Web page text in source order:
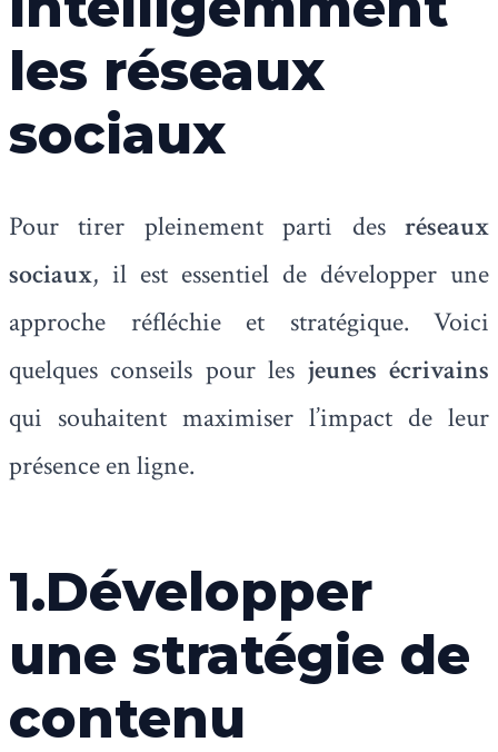
les réseaux
sociaux
Pour tirer pleinement parti des réseaux
sociaux, il est essentiel de développer une
approche réfléchie et stratégique. Voici
quelques conseils pour les jeunes écrivains
qui souhaitent maximiser l’impact de leur
présence en ligne.
1.Développer
une stratégie de
contenu